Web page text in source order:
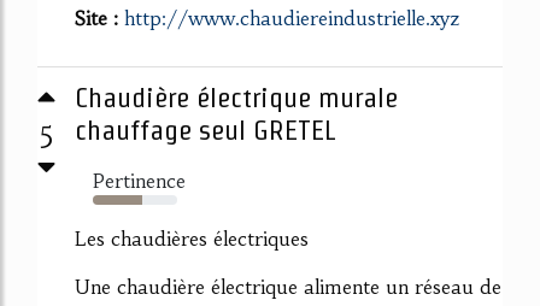
Site : http://www.chaudiereindustrielle.xyz
5
Chaudière électrique murale
chauffage seul GRETEL
Pertinence
58%
Les chaudières électriques
Une chaudière électrique alimente un réseau de